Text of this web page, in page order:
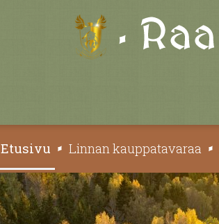
Etusivu Linnan kauppatavaraa